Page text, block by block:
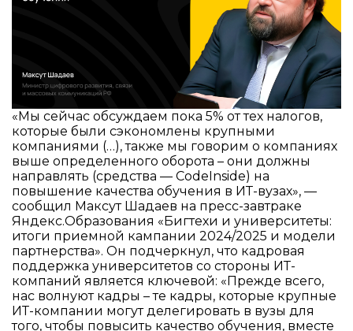
«Мы сейчас обсуждаем пока 5% от тех налогов,
которые были сэкономлены крупными
компаниями (…), также мы говорим о компаниях
выше определенного оборота – они должны
направлять (средства — CodeInside) на
повышение качества обучения в ИТ-вузах», —
сообщил Максут Шадаев на пресс-завтраке
Яндекс.Образования «Бигтехи и университеты:
итоги приемной кампании 2024/2025 и модели
партнерства». Он подчеркнул, что кадровая
поддержка университетов со стороны ИТ-
компаний является ключевой: «Прежде всего,
нас волнуют кадры – те кадры, которые крупные
ИТ-компании могут делегировать в вузы для
того, чтобы повысить качество обучения, вместе